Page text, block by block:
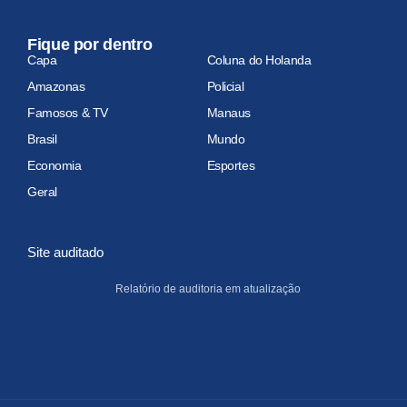
Fique por dentro
Capa
Coluna do Holanda
Amazonas
Policial
Famosos & TV
Manaus
Brasil
Mundo
Economia
Esportes
Geral
Site auditado
Relatório de auditoria em atualização